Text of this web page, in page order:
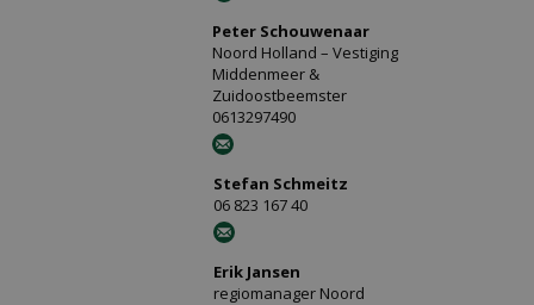
Peter Schouwenaar
Noord Holland – Vestiging
Middenmeer &
Zuidoostbeemster
0613297490
Stefan Schmeitz
06 823 167 40
Erik Jansen
regiomanager Noord